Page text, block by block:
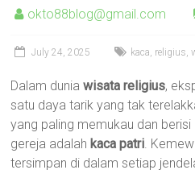
okto88blog@gmail.com
July 24, 2025 kaca, religius,
Dalam duniawisata religius,
satu daya tarik yang tak
yang paling memukau dan
gereja adalah kaca patri.
tersimpan di dalam setiap